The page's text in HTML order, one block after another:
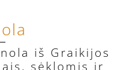
iš Graikijos
sėklomis ir